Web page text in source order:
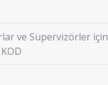
ve Süpervizörler için